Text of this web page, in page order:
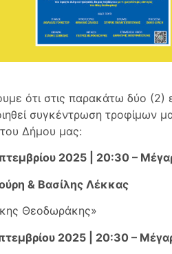
ότι στις παρακάτω δύο (2)
συγκέντρωση τροφίμων
Δήμου μας:
2025 | 20:30 –
& Βασίλης Λέκκας
Θεοδωράκης»
2025 | 20:30 –